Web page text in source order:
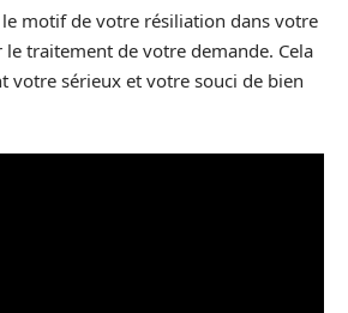
motif de votre résiliation dans votre
traitement de votre demande. Cela
votre sérieux et votre souci de bien